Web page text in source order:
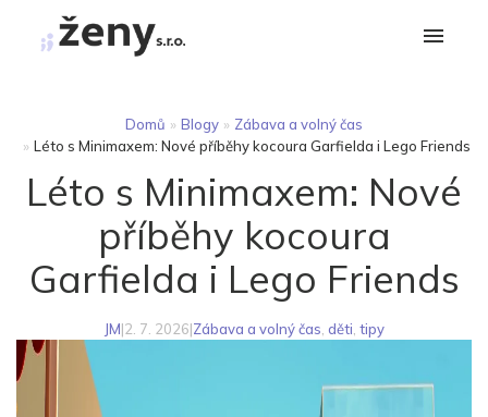
Domů » Blogy » Zábava a volný čas
» Léto s Minimaxem: Nové příběhy kocoura Garfielda i Lego Friends
Léto s Minimaxem: Nové
příběhy kocoura
Garfielda i Lego Friends
JM|2. 7. 2026|Zábava a volný čas děti tipy